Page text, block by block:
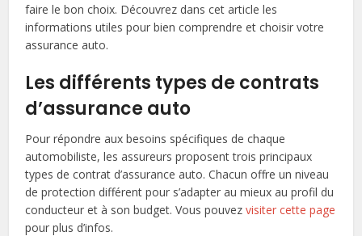
faire le bon choix. Découvrez dans cet article les
informations utiles pour bien comprendre et choisir votre
assurance auto.
Les différents types de contrats
d’assurance auto
Pour répondre aux besoins spécifiques de chaque
automobiliste, les assureurs proposent trois principaux
types de contrat d’assurance auto. Chacun offre un niveau
de protection différent pour s’adapter au mieux au profil du
conducteur et à son budget. Vous pouvezvisiter cette page
pour plus d’infos.